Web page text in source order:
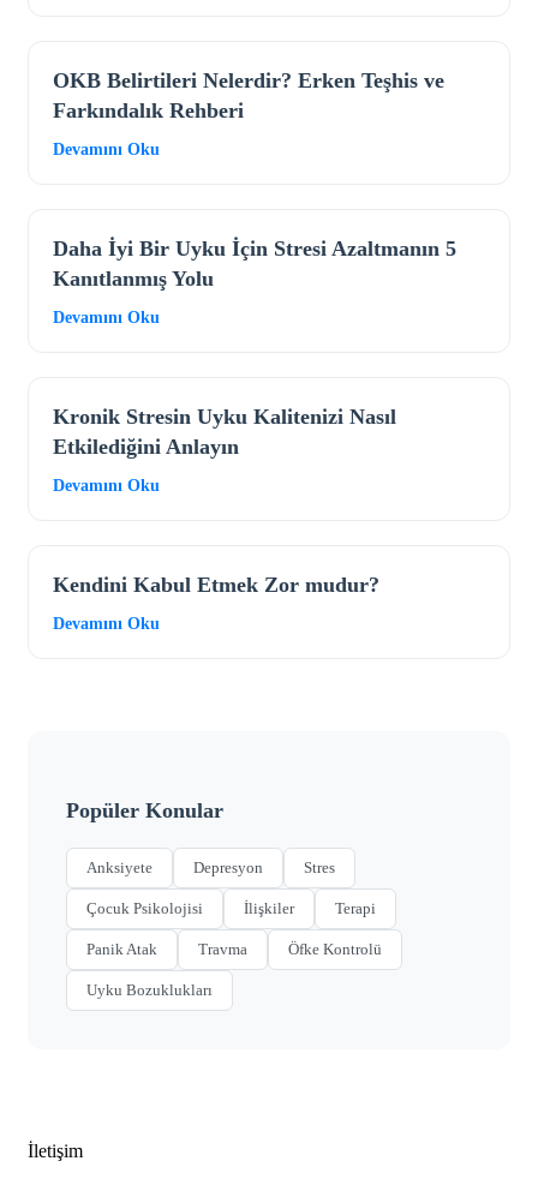
OKB Belirtileri Nelerdir? Erken Teşhis ve
Farkındalık Rehberi
Devamını Oku
Daha İyi Bir Uyku İçin Stresi Azaltmanın 5
Kanıtlanmış Yolu
Devamını Oku
Kronik Stresin Uyku Kalitenizi Nasıl
Etkilediğini Anlayın
Devamını Oku
Kendini Kabul Etmek Zor mudur?
Devamını Oku
Popüler Konular
Anksiyete Depresyon Stres
Çocuk Psikolojisi İlişkiler Terapi
Panik Atak Travma Öfke Kontrolü
Uyku Bozuklukları
İletişim